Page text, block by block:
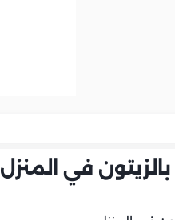
في المنزل